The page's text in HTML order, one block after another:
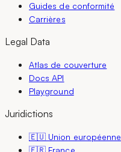
Guides de conformité
Carrières
Legal Data
Atlas de couverture
Docs API
Playground
Juridictions
🇪🇺 Union européenne